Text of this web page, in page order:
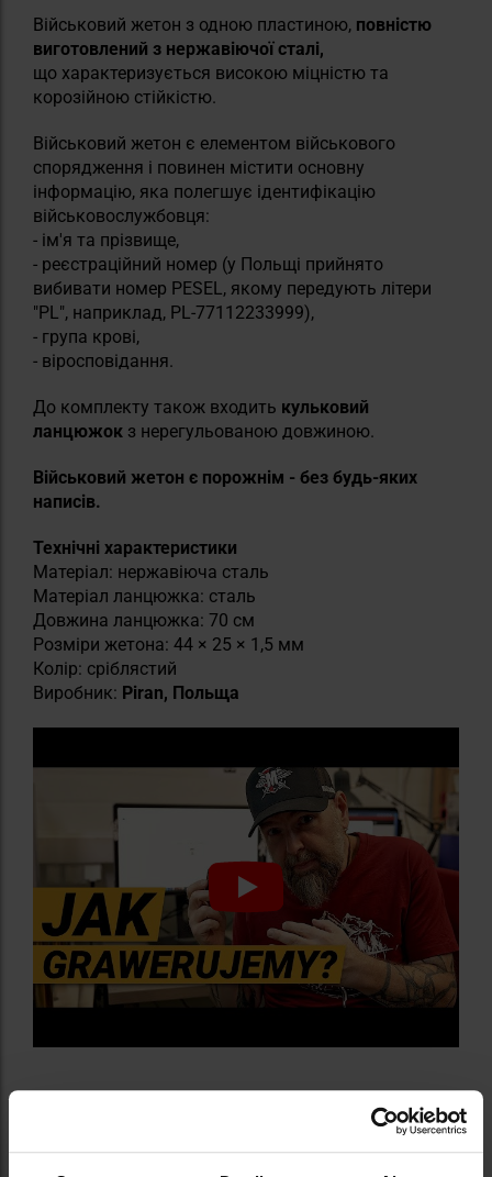
Військовий жетон з одною пластиною, повністю
виготовлений з нержавіючої сталі,
що характеризується високою міцністю та
корозійною стійкістю.
Військовий жетон є елементом військового
спорядження і повинен містити основну
інформацію, яка полегшує ідентифікацію
військовослужбовця:
- ім'я та прізвище,
- реєстраційний номер (у Польщі прийнято
вибивати номер PESEL, якому передують літери
"PL", наприклад, PL-77112233999),
- група крові,
- віросповідання.
До комплекту також входить кульковий
ланцюжок з нерегульованою довжиною.
Військовий жетон є порожнім - без будь-яких
написів.
Технічні характеристики
Матеріал: нержавіюча сталь
Матеріал ланцюжка: сталь
Довжина ланцюжка: 70 см
Розміри жетона: 44 × 25 × 1,5 мм
Колір: сріблястий
Виробник: Piran, Польща
Інформація про виробника та техніку безпеки